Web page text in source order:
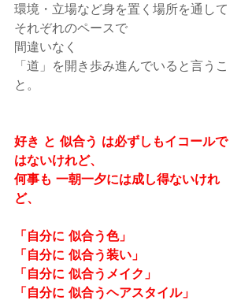
環境・立場など身を置く場所を通して
それぞれのペースで
間違いなく
「道」を開き歩み進んでいると言うこ
と。
好き と 似合う は必ずしもイコールで
はないけれど、
何事も 一朝一夕には成し得ないけれ
ど、
「自分に 似合う色」
「自分に 似合う装い」
「自分に 似合うメイク」
「自分に 似合うヘアスタイル」